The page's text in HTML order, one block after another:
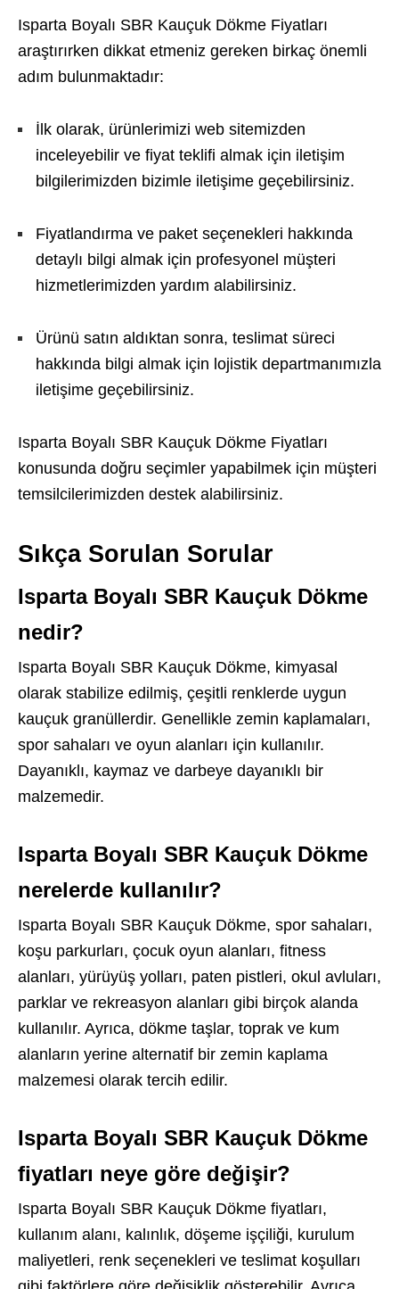
Isparta Boyalı SBR Kauçuk Dökme Fiyatları
araştırırken dikkat etmeniz gereken birkaç önemli
adım bulunmaktadır:
İlk olarak, ürünlerimizi web sitemizden
inceleyebilir ve fiyat teklifi almak için iletişim
bilgilerimizden bizimle iletişime geçebilirsiniz.
Fiyatlandırma ve paket seçenekleri hakkında
detaylı bilgi almak için profesyonel müşteri
hizmetlerimizden yardım alabilirsiniz.
Ürünü satın aldıktan sonra, teslimat süreci
hakkında bilgi almak için lojistik departmanımızla
iletişime geçebilirsiniz.
Isparta Boyalı SBR Kauçuk Dökme Fiyatları
konusunda doğru seçimler yapabilmek için müşteri
temsilcilerimizden destek alabilirsiniz.
Sıkça Sorulan Sorular
Isparta Boyalı SBR Kauçuk Dökme
nedir?
Isparta Boyalı SBR Kauçuk Dökme, kimyasal
olarak stabilize edilmiş, çeşitli renklerde uygun
kauçuk granüllerdir. Genellikle zemin kaplamaları,
spor sahaları ve oyun alanları için kullanılır.
Dayanıklı, kaymaz ve darbeye dayanıklı bir
malzemedir.
Isparta Boyalı SBR Kauçuk Dökme
nerelerde kullanılır?
Isparta Boyalı SBR Kauçuk Dökme, spor sahaları,
koşu parkurları, çocuk oyun alanları, fitness
alanları, yürüyüş yolları, paten pistleri, okul avluları,
parklar ve rekreasyon alanları gibi birçok alanda
kullanılır. Ayrıca, dökme taşlar, toprak ve kum
alanların yerine alternatif bir zemin kaplama
malzemesi olarak tercih edilir.
Isparta Boyalı SBR Kauçuk Dökme
fiyatları neye göre değişir?
Isparta Boyalı SBR Kauçuk Dökme fiyatları,
kullanım alanı, kalınlık, döşeme işçiliği, kurulum
maliyetleri, renk seçenekleri ve teslimat koşulları